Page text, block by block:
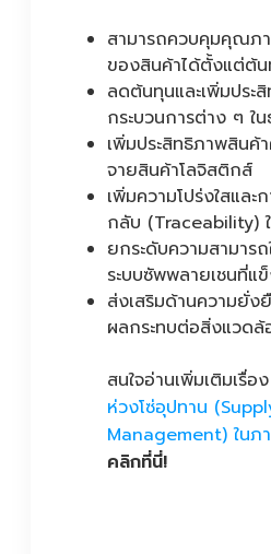
สามารถควบคุมคุณภ
ของสินค้าได้ตั้งแต่ต้
ลดต้นทุนและเพิ่มประ
กระบวนการต่าง ๆ ใ
เพิ่มประสิทธิภาพสินค้
จายสินค้าโลจิสติกส์
เพิ่มความโปร่งใสแล
กลับ (Traceability)
ยกระดับความสามาร
ระบบซัพพลายเชนที่แ
ส่งเสริมด้านความยั่ง
ผลกระทบต่อสิ่งแวด
สนใจอ่านเพิ่มเติมเรื่อง
ห่วงโซ่อุปทาน
Management) ในภ
คลิกที่นี่!